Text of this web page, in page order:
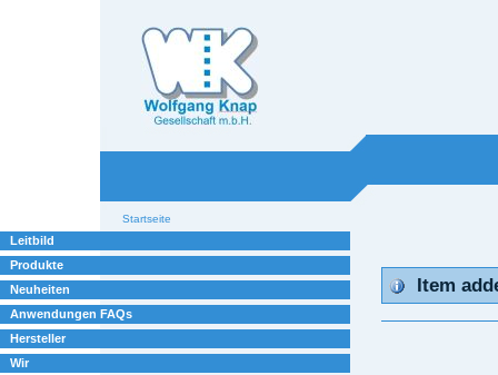
Sektionen
Benutzerspezifische
Werkzeuge
Startseite
Leitbild
Produkte
Neuheiten
Anwendungen FAQs
Hersteller
Wir
Item